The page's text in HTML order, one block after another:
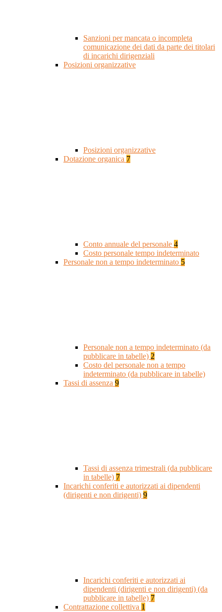
Sanzioni per mancata o incompleta
comunicazione dei dati da parte dei titolari
di incarichi dirigenziali
Posizioni organizzative
Posizioni organizzative
Dotazione organica 7
Conto annuale del personale 4
Costo personale tempo indeterminato
Personale non a tempo indeterminato 5
Personale non a tempo indeterminato (da
pubblicare in tabelle) 2
Costo del personale non a tempo
indeterminato (da pubblicare in tabelle)
Tassi di assenza 9
Tassi di assenza trimestrali (da pubblicare
in tabelle) 7
Incarichi conferiti e autorizzati ai dipendenti
(dirigenti e non dirigenti) 9
Incarichi conferiti e autorizzati ai
dipendenti (dirigenti e non dirigenti) (da
pubblicare in tabelle) 7
Contrattazione collettiva 1